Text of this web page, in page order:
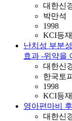
대한신
박만석
1998
KCI등재
난치성 부분
효과 -위약을
대한신
한국토
1998
KCI등재
영아편마비
대한신